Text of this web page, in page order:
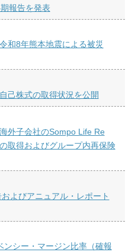
報告を発表
和8年熊本地震による被災
己株式の取得状況を公開
外子会社のSompo Life Re
取得およびグループ内再保険
よびアニュアル・レポート
シー・マージン比率（確報